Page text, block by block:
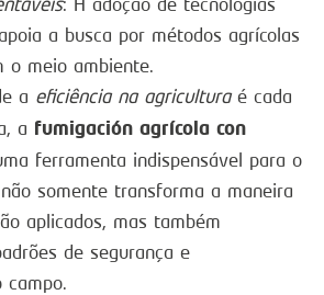
a busca por métodos agrícolas
o meio ambiente.
a eficiência na agriculturaé cada
a fumigación agrícola con
ferramenta indispensável para o
somente transforma a maneira
aplicados, mas também
de segurança e
campo.